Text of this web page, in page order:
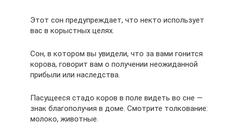
Этот сон предупреждает, что некто использует
вас в корыстных целях.
Сон, в котором вы увидели, что за вами гонится
корова, говорит вам о получении неожиданной
прибыли или наследства.
Пасущееся стадо коров в поле видеть во сне —
знак благополучия в доме. Смотрите толкование:
молоко, животные.